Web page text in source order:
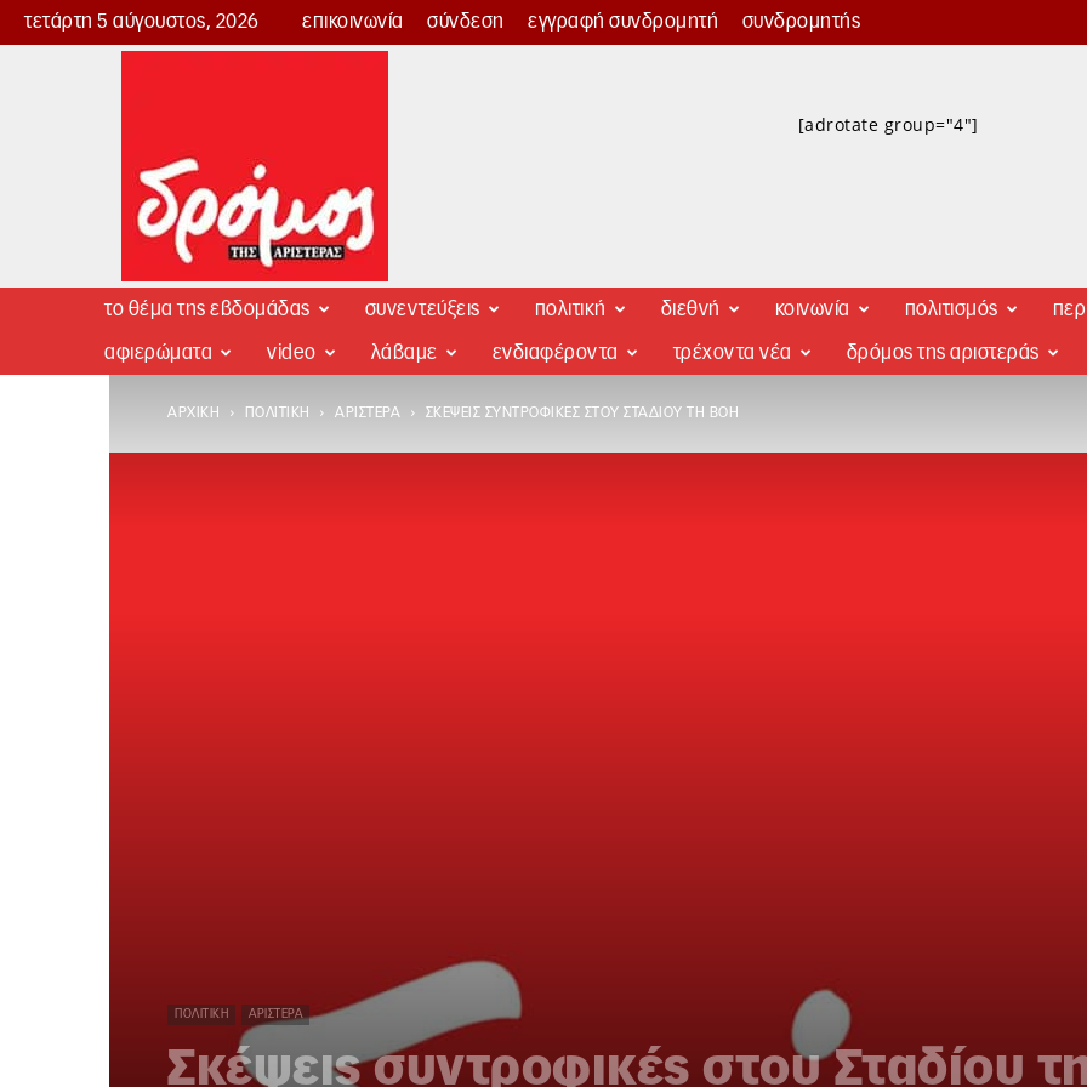
τετάρτη 5 αύγουστος, 2026 επικοινωνία σύνδεση εγγραφή συνδρομητή συνδρομητής
Δρόμος
[adrotate group="4"]
το θέμα της εβδομάδας συνεντεύξεις πολιτική διεθνή κοινωνία πολιτισμός
αφιερώματα video λάβαμε ενδιαφέροντα τρέχοντα νέα δρόμος της αριστεράς
ΑΡΧΙΚΉ ΠΟΛΙΤΙΚΉ ΑΡΙΣΤΕΡΆ ΣΚΈΨΕΙΣ ΣΥΝΤΡΟΦΙΚΈΣ ΣΤΟΥ ΣΤΑΔΊΟΥ ΤΗ ΒΟΉ
ΠΟΛΙΤΙΚΉ ΑΡΙΣΤΕΡΆ
Σκέψεις συντροφικές στου Σταδίου